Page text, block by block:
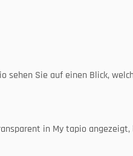
sehen Sie auf einen Blick,
in My tapio angezeigt,